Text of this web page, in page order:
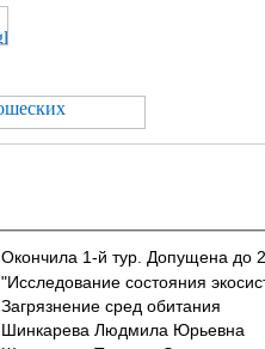
Окончила 1-й тур. Допущена до
"Исследование состояния
Загрязнение сред обитания
Шинкарева Людмила Юрьевна